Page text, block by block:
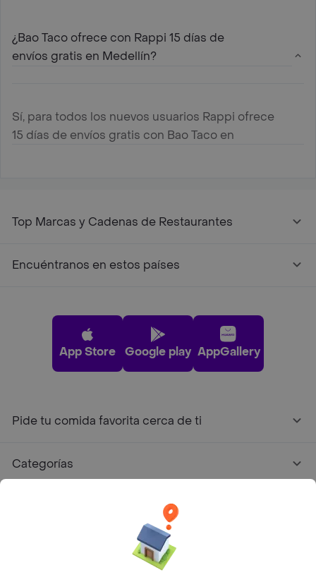
¿Bao Taco ofrece con Rappi 15 días de
envíos gratis en Medellín?
Sí, para todos los nuevos usuarios Rappi ofrece
15 días de envíos gratis con Bao Taco en
Top Marcas y Cadenas de Restaurantes
Encuéntranos en estos países
App Store Google play AppGallery
Pide tu comida favorita cerca de ti
Categorías